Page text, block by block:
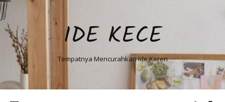
IDE KECE
Tempatnya Mencurahkan Ide Keren